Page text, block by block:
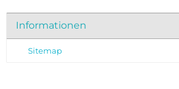
Informationen
Sitemap